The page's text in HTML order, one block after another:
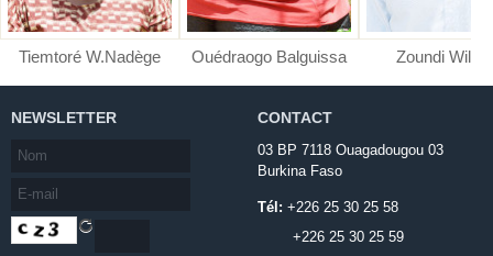
Tiemtoré W.Nadège Ouédraogo Balguissa Zoundi
NEWSLETTER CONTACT
03 BP 7118 Ouagadougou 03
Burkina Faso
Tél: +226 25 30 25 58
+226 25 30 25 59